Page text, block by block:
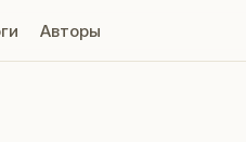
Авторы